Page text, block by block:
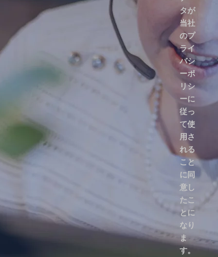
タが
当社
のプ
ライ
バシ
ーポ
リシ
ーに
従っ
て使
用さ
れる
こと
に同
意し
たこ
とに
なり
ま
す。